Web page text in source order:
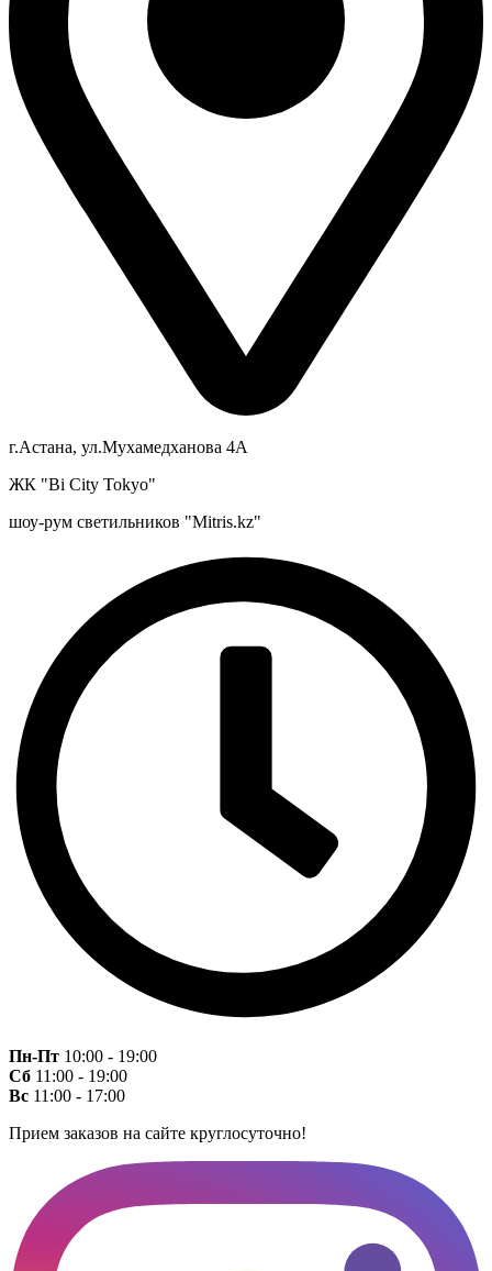
г.Астана, ул.Мухамедханова 4А
ЖК "Bi City Tokyo"
шоу-рум светильников "Mitris.kz"
Пн-Пт 10:00 - 19:00
Сб 11:00 - 19:00
Вс 11:00 - 17:00
Прием заказов на сайте круглосуточно!